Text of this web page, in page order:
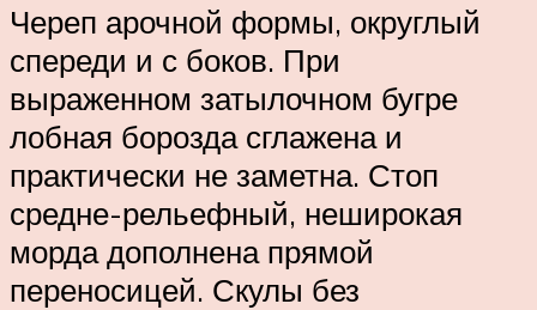
Череп арочной формы, округлый
спереди и с боков. При
выраженном затылочном бугре
лобная борозда сглажена и
практически не заметна. Стоп
средне-рельефный, неширокая
морда дополнена прямой
переносицей. Скулы без